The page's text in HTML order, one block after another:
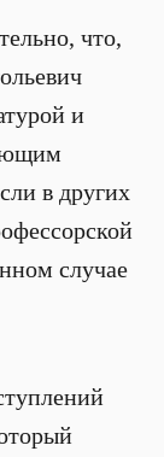
что,
и
в других
случае